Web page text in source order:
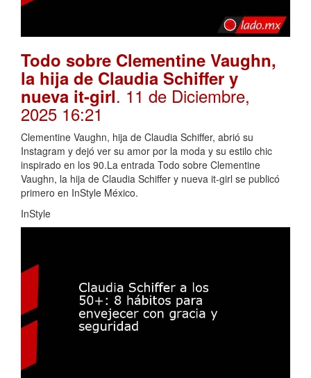
Todo sobre Clementine Vaughn,
la hija de Claudia Schiffer y
nueva it-girl. 11 de Diciembre,
2025 16:21
Clementine Vaughn, hija de Claudia Schiffer, abrió su
Instagram y dejó ver su amor por la moda y su estilo chic
inspirado en los 90.La entrada Todo sobre Clementine
Vaughn, la hija de Claudia Schiffer y nueva it-girl se publicó
primero en InStyle México.
InStyle